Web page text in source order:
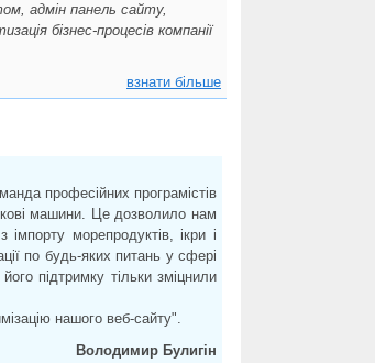
адмін панель сайту,
бізнес-процесів компанії
взнати більше
професійних програмістів
машини. Це дозволило нам
імпорту морепродуктів, ікри і
по будь-яких питань у сфері
підтримку тільки зміцнили
нашого веб-сайту".
Володимир Булигін